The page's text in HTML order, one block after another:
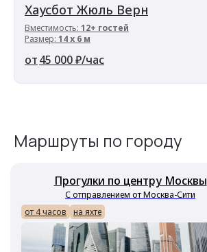
Хаусбот Жюль Верн
Вместимость: 12+ гостей
Размер: 14 х 6 м
45 000₽/час
Маршруты по городу
Прогулки по центру Москвы
С отправлением от Москва-Сити
от 4 часов
на яхте